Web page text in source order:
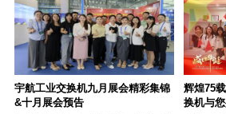
宇航工业交换机九月展会精彩集锦
&十月展会预告
辉煌75
换机与